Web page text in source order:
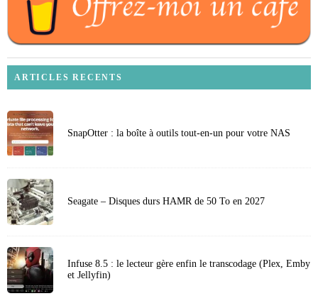
ARTICLES RECENTS
SnapOtter : la boîte à outils tout-en-un pour votre NAS
Seagate – Disques durs HAMR de 50 To en 2027
Infuse 8.5 : le lecteur gère enfin le transcodage (Plex, Emby
et Jellyfin)